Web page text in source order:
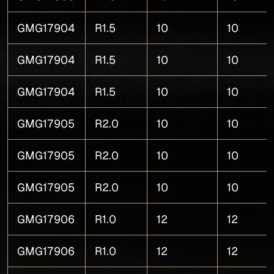
GMG17904 R1.5 10 10
GMG17904 R1.5 10 10
GMG17904 R1.5 10 10
GMG17905 R2.0 10 10
GMG17905 R2.0 10 10
GMG17905 R2.0 10 10
GMG17906 R1.0 12 12
GMG17906 R1.0 12 12